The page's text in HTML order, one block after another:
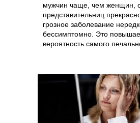
мужчин чаще, чем женщин,
представительниц
грозное заболевание
бессимптомно. Это
вероятность самого